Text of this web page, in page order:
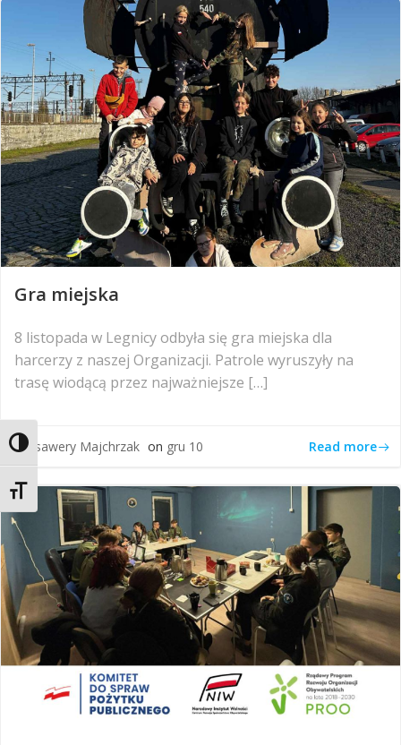
Toggle High Contrast
Toggle Font size
Gra miejska
8 listopada w Legnicy odbyła się gra miejska dla
harcerzy z naszej Organizacji. Patrole wyruszyły na
trasę wiodącą przez najważniejsze […]
by Ksawery Majchrzak on gru 10 Read more